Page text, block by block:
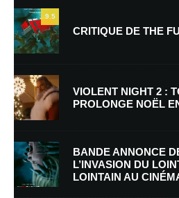
Nom*
E-mail
Enregistrer mon nom, mon e-mail et
mon prochain commentaire.
9.5
CRITIQUE DE THE
VIOLENT NIGHT 2 :
PROLONGE NOËL
BANDE ANNONCE
L’INVASION DU
LOINTAIN AU